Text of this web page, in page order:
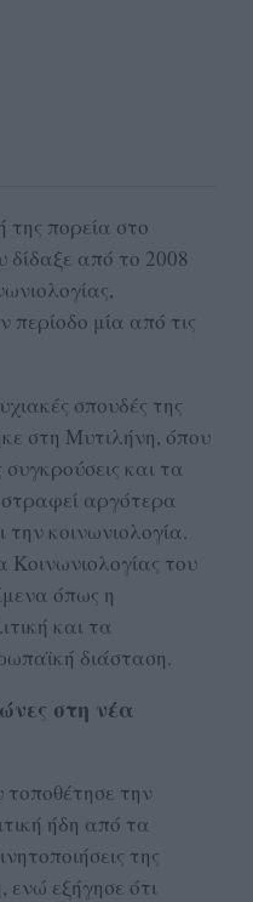
της πορεία στο
δίδαξε από το 2008
περίοδο μία από τις
σπουδές της
στη Μυτιλήνη, όπου
και τα
αργότερα
την κοινωνιολογία.
του
όπως η
και τα
διάσταση.
στη νέα
την
ήδη από τα
της
εξήγησε ότι